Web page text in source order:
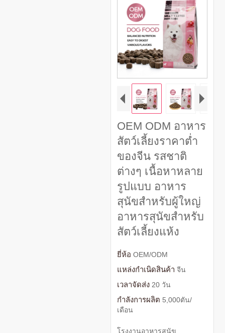
OEM ODM อาหาร
สัตว์เลี้ยงราคาต่ำ
ของจีน รสชาติ
ต่างๆ เนื้อหาหลาย
รูปแบบ อาหาร
สุนัขสำหรับผู้ใหญ่
อาหารสุนัขสำหรับ
สัตว์เลี้ยงแห้ง
ยี่ห้อ OEM/ODM
แหล่งกำเนิดสินค้า จีน
เวลาจัดส่ง 20 วัน
กำลังการผลิต 5,000ตัน/
เดือน
โรงงานอาหารสุนัข